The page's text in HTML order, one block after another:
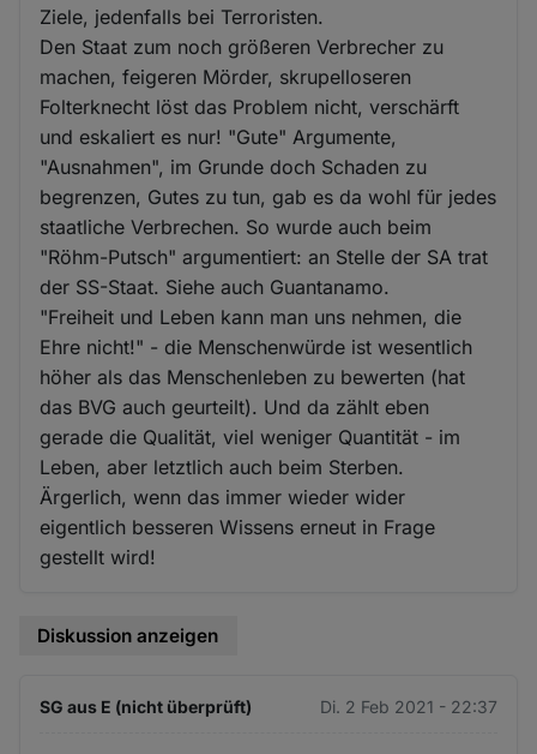
Ziele, jedenfalls bei Terroristen.
Den Staat zum noch größeren Verbrecher zu
machen, feigeren Mörder, skrupelloseren
Folterknecht löst das Problem nicht, verschärft
und eskaliert es nur! "Gute" Argumente,
"Ausnahmen", im Grunde doch Schaden zu
begrenzen, Gutes zu tun, gab es da wohl für jedes
staatliche Verbrechen. So wurde auch beim
"Röhm-Putsch" argumentiert: an Stelle der SA trat
der SS-Staat. Siehe auch Guantanamo.
"Freiheit und Leben kann man uns nehmen, die
Ehre nicht!" - die Menschenwürde ist wesentlich
höher als das Menschenleben zu bewerten (hat
das BVG auch geurteilt). Und da zählt eben
gerade die Qualität, viel weniger Quantität - im
Leben, aber letztlich auch beim Sterben.
Ärgerlich, wenn das immer wieder wider
eigentlich besseren Wissens erneut in Frage
gestellt wird!
Diskussion anzeigen
SG aus E (nicht überprüft) Di. 2 Feb 2021 - 22:37